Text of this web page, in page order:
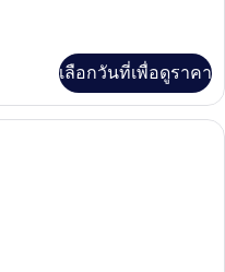
เลือกวันที่เพื่อดูราคา